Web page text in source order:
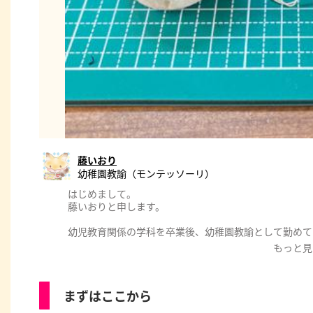
藤いおり
幼稚園教諭（モンテッソーリ）
はじめまして。
藤いおりと申します。
幼児教育関係の学科を卒業後、幼稚園教諭として勤め
キリスト教保育を基盤に、昨今話題になっている『
『子どもたちは現実の世界と物語の世界を行ったり
もっと
まずはここから